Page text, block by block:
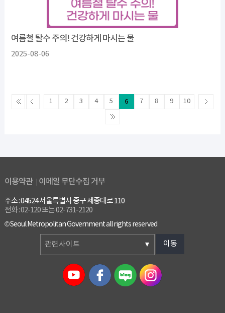
여름철 탈수 주의! 건강하게 마시는 물
2025-08-06
1 2 3 4 5 6 7 8 9 10
이용약관 이메일 무단수집 거부
주소 : 04524 서울특별시 중구 세종대로 110
전화 : 02-120 또는 02-731-2120
© Seoul Metropolitan Government all rights reserved
관련사이트 이동